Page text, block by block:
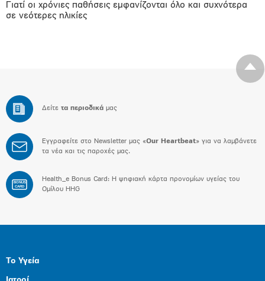
Γιατί οι χρόνιες παθήσεις εμφανίζονται όλο και συχνότερα
σε νεότερες ηλικίες
Δείτε τα περιοδικά μας
Εγγραφείτε στο Newsletter μας «Our Heartbeat» για να λαμβάνετε
τα νέα και τις παροχές μας.
BONUS
CARD
Health_e Bonus Card: H ψηφιακή κάρτα προνομίων υγείας του
Ομίλου HHG
Το Υγεία